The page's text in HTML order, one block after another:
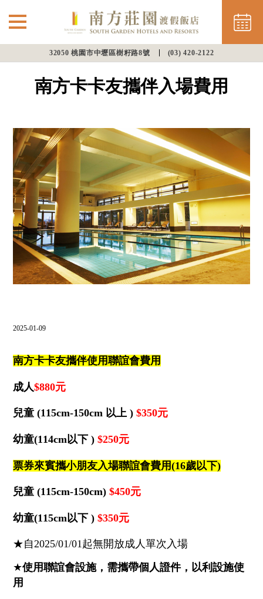
32050 桃園市中壢區樹籽路8號 (03) 420-2122
最新消息 ⌵
餐飲美饌
會議渡假
幸福婚宴
飯店設施
LANGUAGE
線上購物
抬頭：樹籽股份有限公司桃園分公司
統編：28973757
南方卡卡友攜伴入場費用
2025-01-09
南方卡卡友攜伴使用聯誼會費用
成人$880元
兒童 (115cm-150cm 以上 )$350元
幼童(114cm以下 )$250元
票券來賓攜小朋友入場聯誼會費用(16歲以下)
兒童 (115cm-150cm)$450元
幼童(115cm以下 ) $350元
★自2025/01/01起無開放成人單次入場
★使用聯誼會設施，需攜帶個人證件，以利設施使
用